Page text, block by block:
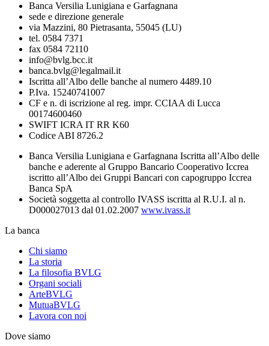
Banca Versilia Lunigiana e Garfagnana
sede e direzione generale
via Mazzini, 80 Pietrasanta, 55045 (LU)
tel. 0584 7371
fax 0584 72110
info@bvlg.bcc.it
banca.bvlg@legalmail.it
Iscritta all’Albo delle banche al numero 4489.10
P.Iva. 15240741007
CF e n. di iscrizione al reg. impr. CCIAA di Lucca
00174600460
SWIFT ICRA IT RR K60
Codice ABI 8726.2
Banca Versilia Lunigiana e Garfagnana Iscritta all’Albo delle
banche e aderente al Gruppo Bancario Cooperativo Iccrea
iscritto all’Albo dei Gruppi Bancari con capogruppo Iccrea
Banca SpA
Società soggetta al controllo IVASS iscritta al R.U.I. al n.
D000027013 dal 01.02.2007 www.ivass.it
La banca
Chi siamo
La storia
La filosofia BVLG
Organi sociali
ArteBVLG
MutuaBVLG
Lavora con noi
Dove siamo